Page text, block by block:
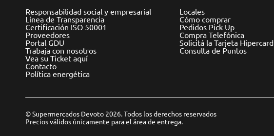
Responsabilidad social y empresarial
Línea de Transparencia
Certificación ISO 50001
Proveedores
Portal GDU
Trabaja con nosotros
Vea su Ticket aquí
Contacto
Política energética
Locales
Cómo comprar
Pedidos Pick Up
Compra Telefónica
Solicitá la Tarjeta Hipercard
Consulta de Puntos
© Supermercados Devoto 2026. Todos los derechos reservados
Precios válidos únicamente para el área de entrega.